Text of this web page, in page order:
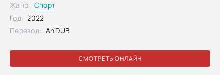
СМОТРЕТЬ ОНЛАЙН
Жанр: Спорт
Год: 2022
Перевод: AniDUB